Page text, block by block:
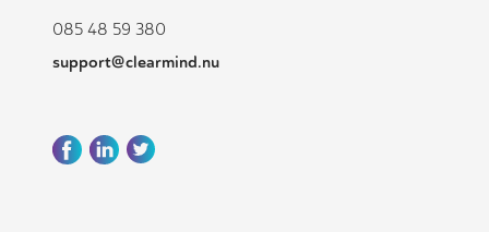
085 48 59 380
support@clearmind.nu